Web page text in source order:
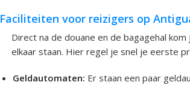
Faciliteiten voor reizigers op
Direct na de douane en de bagagehal
elkaar staan. Hier regel je snel je eerste
Geldautomaten: Er staan een paar